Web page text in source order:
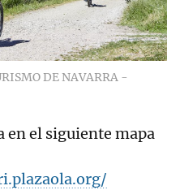
DE NAVARRA -
en el siguiente mapa